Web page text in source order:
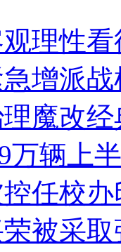
理性
增派战
魔改经
万辆上
任校
被采